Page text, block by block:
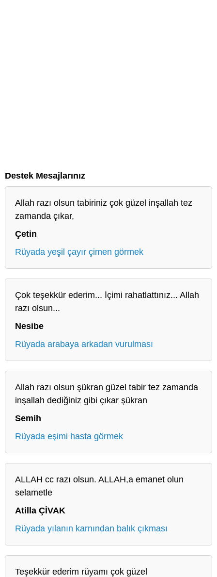
Destek Mesajlarınız
Allah razı olsun tabiriniz çok güzel inşallah tez
zamanda çıkar,
Çetin
Rüyada yeşil çayır çimen görmek
Çok teşekkür ederim... İçimi rahatlattınız... Allah
razı olsun...
Nesibe
Rüyada arabaya arkadan vurulması
Allah razı olsun şükran güzel tabir tez zamanda
inşallah dediğiniz gibi çıkar şükran
Semih
Rüyada eşimi hasta görmek
ALLAH cc razı olsun. ALLAH,a emanet olun
selametle
Atilla ÇİVAK
Rüyada yılanın karnından balık çıkması
Teşekkür ederim rüyamı çok güzel